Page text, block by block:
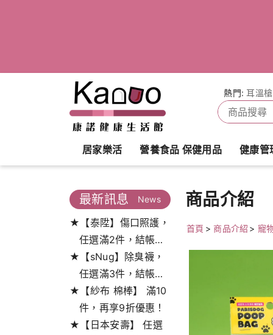
熱門: 耳溫槍
居家樂活 營養食品 保健用品 健康管
最新訊息 News
★【泰陞】傷口照護，
任選滿2件，結帳打
9.5折!
★【sNug】除臭襪，
任選滿3件，結帳打
9折!
★【紗布 棉棒】 滿10
件，再享9折優惠！
★【日本安壽】 任選
商品介紹
首頁 >商品介紹 >寵